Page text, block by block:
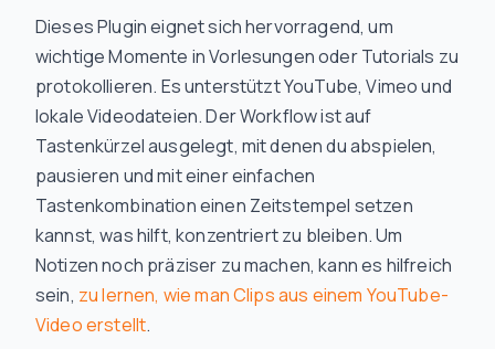
Dieses Plugin eignet sich hervorragend, um
wichtige Momente in Vorlesungen oder Tutorials zu
protokollieren. Es unterstützt YouTube, Vimeo und
lokale Videodateien. Der Workflow ist auf
Tastenkürzel ausgelegt, mit denen du abspielen,
pausieren und mit einer einfachen
Tastenkombination einen Zeitstempel setzen
kannst, was hilft, konzentriert zu bleiben. Um
Notizen noch präziser zu machen, kann es hilfreich
sein, zu lernen, wie man Clips aus einem YouTube-
Video erstellt.